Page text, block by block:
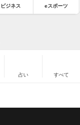
ビジネス eスポーツ
占い すべて